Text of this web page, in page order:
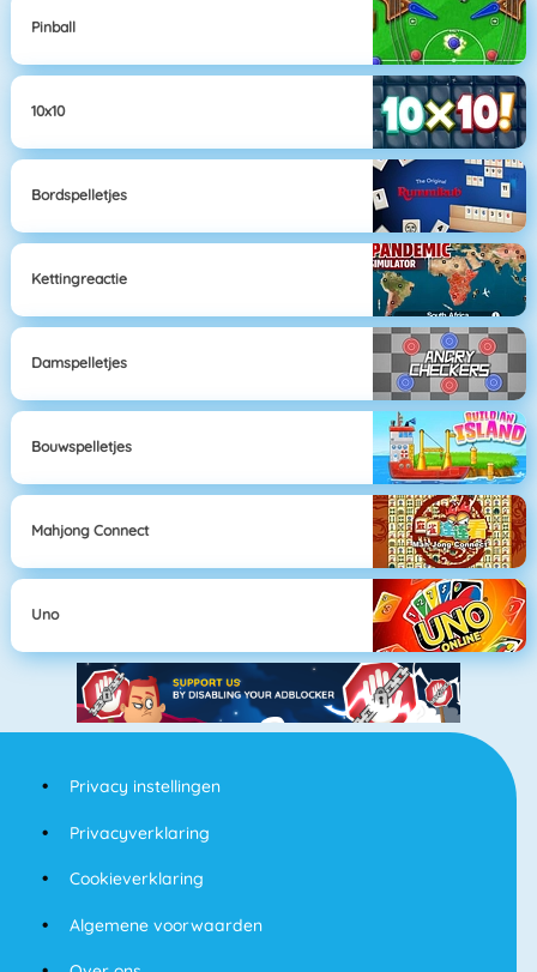
Pinball
10x10
Bordspelletjes
Kettingreactie
Damspelletjes
Bouwspelletjes
Mahjong Connect
Uno
Privacy instellingen
Privacyverklaring
Cookieverklaring
Algemene voorwaarden